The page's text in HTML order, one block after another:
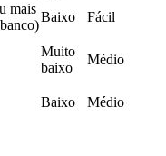
mais
Baixo
Fácil
Muito
baixo
Médio
Baixo Médio